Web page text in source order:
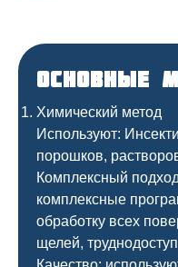
Основные
Химический метод
Используют:
порошков,
Комплексный
комплексные
обработку всех
щелей,